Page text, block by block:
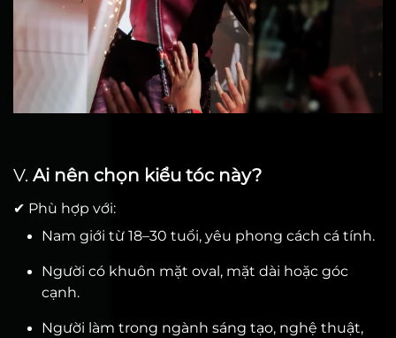
V. Ai nên chọn kiểu tóc này?
✔ Phù hợp với:
Nam giới từ 18–30 tuổi, yêu phong cách cá tính.
Người có khuôn mặt oval, mặt dài hoặc góc
cạnh.
Người làm trong ngành sáng tạo, nghệ thuật,